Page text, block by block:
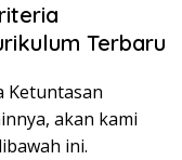
Terbaru
Ketuntasan
akan kami
ini.